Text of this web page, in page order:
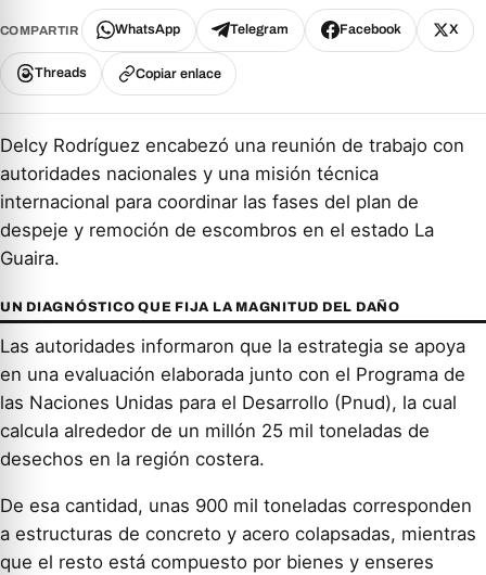
COMPARTIR WhatsApp Telegram Facebook X
Threads Copiar enlace
Delcy Rodríguez encabezó una reunión de trabajo con
autoridades nacionales y una misión técnica
internacional para coordinar las fases del plan de
despeje y remoción de escombros en el estado La
Guaira.
UN DIAGNÓSTICO QUE FIJA LA MAGNITUD DEL DAÑO
Las autoridades informaron que la estrategia se apoya
en una evaluación elaborada junto con el Programa de
las Naciones Unidas para el Desarrollo (Pnud), la cual
calcula alrededor de un millón 25 mil toneladas de
desechos en la región costera.
De esa cantidad, unas 900 mil toneladas corresponden
a estructuras de concreto y acero colapsadas, mientras
que el resto está compuesto por bienes y enseres